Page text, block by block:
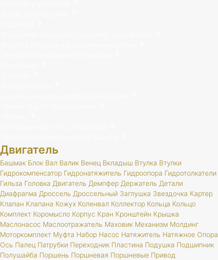
Двигатель
Башмак Блок Вал Валик Венец Вкладыш Втулка Втулки
Гидрокомпенсатор Гидронатяжитель Гидроопора Гидротолкатели
Гильза Головка Двигатель Демпфер Держатель Детали
Диафрагма Дроссель Дроссельный Заглушка Звездочка Картер
Клапан Клапана Кожух Коленвал Коллектор Кольца Кольцо
Комплект Коромысло Корпус Кран Кронштейн Крышка
Маслонасос Маслоотражатель Маховик Механизм Молдинг
Моторкомплект Муфта Набор Насос Натяжитель Натяжное Опора
Ось Палец Патрубки Переходник Пластина Подушка Подшипник
Полушайба Поршень Поршневая Поршневые Привод